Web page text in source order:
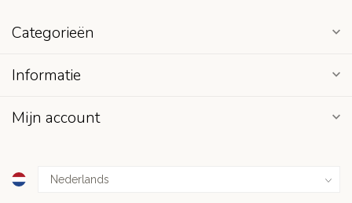
Categorieën
Informatie
Mijn account